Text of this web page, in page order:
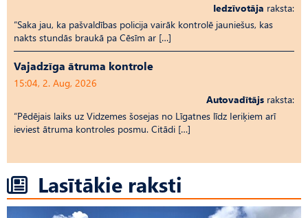
Iedzīvotāja raksta:
“Saka jau, ka pašvaldības policija vairāk kontrolē jauniešus, kas
nakts stundās braukā pa Cēsīm ar […]
Vajadzīga ātruma kontrole
15:04, 2. Aug, 2026
Autovadītājs raksta:
“Pēdējais laiks uz Vid­ze­mes šosejas no Līgatnes līdz Ieriķiem arī
ieviest ātruma kontroles posmu. Citādi […]
Lasītākie raksti